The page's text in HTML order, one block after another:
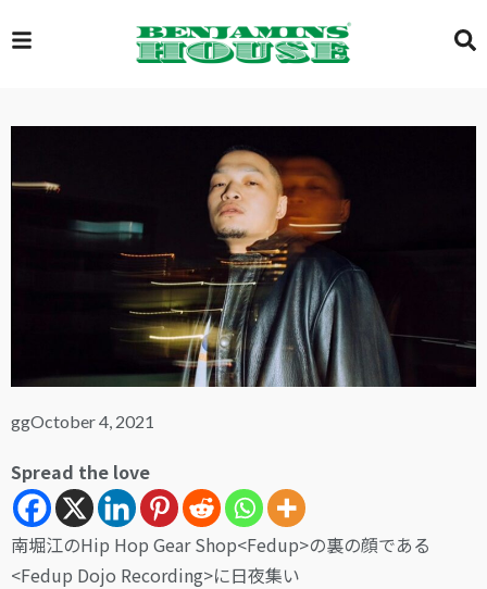
EXCLUSIVE
GLOBAL
VIDEOS
GALLERY
ggOctober 4, 2021
Spread the love
南堀江のHip Hop Gear Shop<Fedup>の裏の顔である
<Fedup Dojo Recording>に日夜集い